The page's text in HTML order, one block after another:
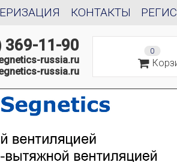
КОНТАКТЫ
369-11-90
russia.ru
russia.ru
0